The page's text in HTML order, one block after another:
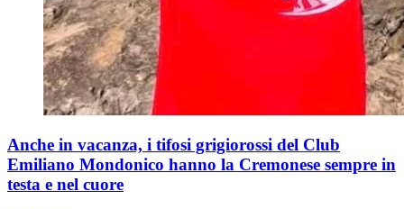
Anche in vacanza, i tifosi grigiorossi del Club
Emiliano Mondonico hanno la Cremonese sempre in
testa e nel cuore